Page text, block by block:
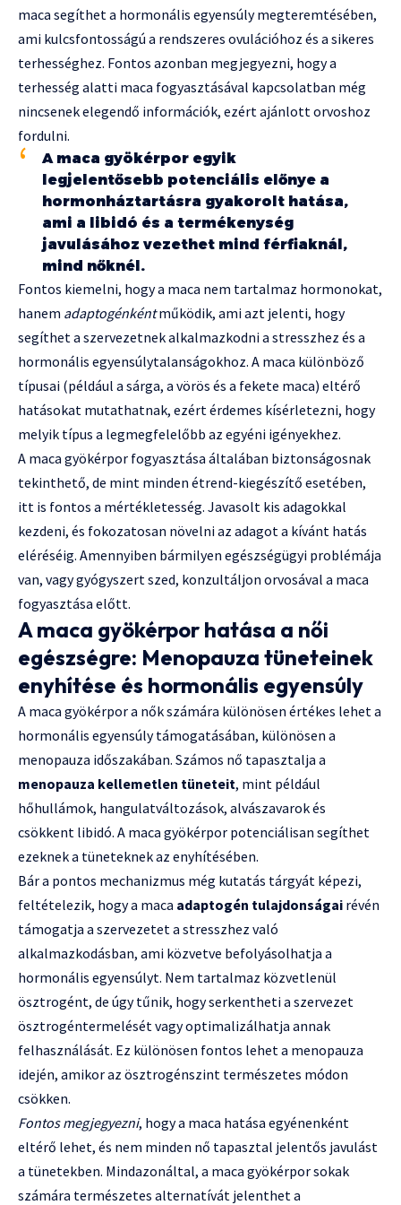
maca segíthet a hormonális egyensúly megteremtésében,
ami kulcsfontosságú a rendszeres ovulációhoz és a sikeres
terhességhez. Fontos azonban megjegyezni, hogy a
terhesség alatti maca fogyasztásával kapcsolatban még
nincsenek elegendő információk, ezért ajánlott orvoshoz
fordulni.
A maca gyökérpor egyik
legjelentősebb potenciális előnye a
hormonháztartásra gyakorolt hatása,
ami a libidó és a termékenység
javulásához vezethet mind férfiaknál,
mind nőknél.
Fontos kiemelni, hogy a maca nem tartalmaz hormonokat,
hanem adaptogénkéntműködik, ami azt jelenti, hogy
segíthet a szervezetnek alkalmazkodni a stresszhez és a
hormonális egyensúlytalanságokhoz. A maca különböző
típusai (például a sárga, a vörös és a fekete maca) eltérő
hatásokat mutathatnak, ezért érdemes kísérletezni, hogy
melyik típus a legmegfelelőbb az egyéni igényekhez.
A maca gyökérpor fogyasztása általában biztonságosnak
tekinthető, de mint minden étrend-kiegészítő esetében,
itt is fontos a mértékletesség. Javasolt kis adagokkal
kezdeni, és fokozatosan növelni az adagot a kívánt hatás
eléréséig. Amennyiben bármilyen egészségügyi problémája
van, vagy gyógyszert szed, konzultáljon orvosával a maca
fogyasztása előtt.
A maca gyökérpor hatása a női
egészségre: Menopauza tüneteinek
enyhítése és hormonális egyensúly
A maca gyökérpor a nők számára különösen értékes lehet a
hormonális egyensúly támogatásában, különösen a
menopauza időszakában. Számos nő tapasztalja a
menopauza kellemetlen tüneteit, mint például
hőhullámok, hangulatváltozások, alvászavarok és
csökkent libidó. A maca gyökérpor potenciálisan segíthet
ezeknek a tüneteknek az enyhítésében.
Bár a pontos mechanizmus még kutatás tárgyát képezi,
feltételezik, hogy a maca adaptogén tulajdonságai révén
támogatja a szervezetet a stresszhez való
alkalmazkodásban, ami közvetve befolyásolhatja a
hormonális egyensúlyt. Nem tartalmaz közvetlenül
ösztrogént, de úgy tűnik, hogy serkentheti a szervezet
ösztrogéntermelését vagy optimalizálhatja annak
felhasználását. Ez különösen fontos lehet a menopauza
idején, amikor az ösztrogénszint természetes módon
csökken.
Fontos megjegyezni, hogy a maca hatása egyénenként
eltérő lehet, és nem minden nő tapasztal jelentős javulást
a tünetekben. Mindazonáltal, a maca gyökérpor sokak
számára természetes alternatívát jelenthet a